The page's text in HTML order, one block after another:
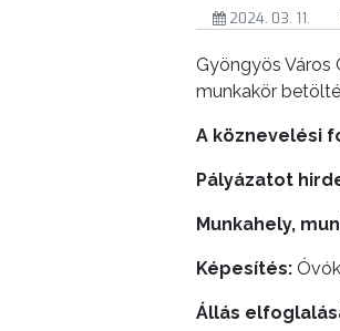
VÁROSUNKRÓL
LAKOSSÁGI
INFORMÁCIÓK
2024. 03. 11.
Gyöngyös Város
munkakör
A köznevelési
Pályázatot
Munkahely,
Képesítés:
Állás